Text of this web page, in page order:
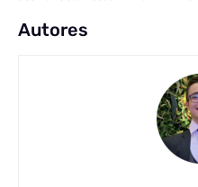
Autores